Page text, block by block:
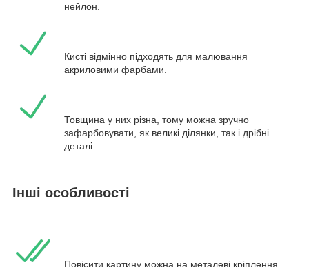
нейлон.
Кисті відмінно підходять для малювання
акриловими фарбами.
Товщина у них різна, тому можна зручно
зафарбовувати, як великі ділянки, так і дрібні
деталі.
Інші особливості
Повісити картину можна на металеві кріплення.